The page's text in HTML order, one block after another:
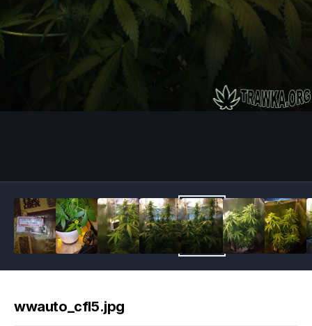
wwauto_cfl5.jpg